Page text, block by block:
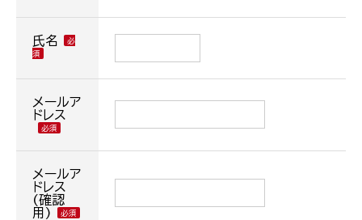
氏名
メールア
ドレス
メールア
ドレス
(確認
用)